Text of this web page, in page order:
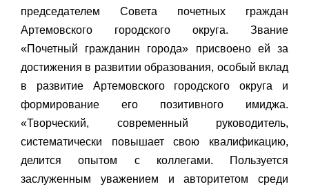
председателем Совета почетных граждан
Артемовского городского округа. Звание
«Почетный гражданин города» присвоено ей за
достижения в развитии образования, особый вклад
в развитие Артемовского городского округа и
формирование его позитивного имиджа.
«Творческий, современный руководитель,
систематически повышает свою квалификацию,
делится опытом с коллегами. Пользуется
заслуженным уважением и авторитетом среди